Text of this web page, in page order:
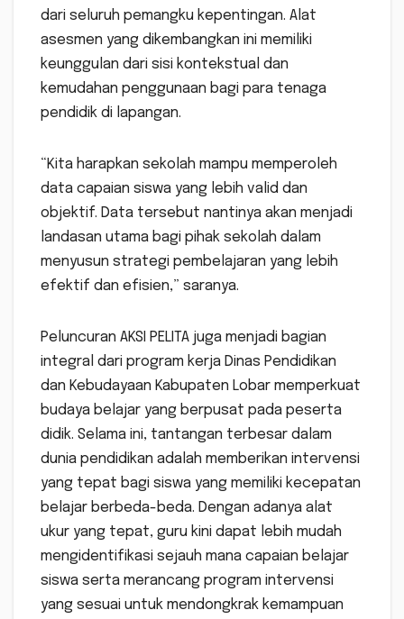
dari seluruh pemangku kepentingan. Alat
asesmen yang dikembangkan ini memiliki
keunggulan dari sisi kontekstual dan
kemudahan penggunaan bagi para tenaga
pendidik di lapangan.
“Kita harapkan sekolah mampu memperoleh
data capaian siswa yang lebih valid dan
objektif. Data tersebut nantinya akan menjadi
landasan utama bagi pihak sekolah dalam
menyusun strategi pembelajaran yang lebih
efektif dan efisien,” saranya.
Peluncuran AKSI PELITA juga menjadi bagian
integral dari program kerja Dinas Pendidikan
dan Kebudayaan Kabupaten Lobar memperkuat
budaya belajar yang berpusat pada peserta
didik. Selama ini, tantangan terbesar dalam
dunia pendidikan adalah memberikan intervensi
yang tepat bagi siswa yang memiliki kecepatan
belajar berbeda-beda. Dengan adanya alat
ukur yang tepat, guru kini dapat lebih mudah
mengidentifikasi sejauh mana capaian belajar
siswa serta merancang program intervensi
yang sesuai untuk mendongkrak kemampuan